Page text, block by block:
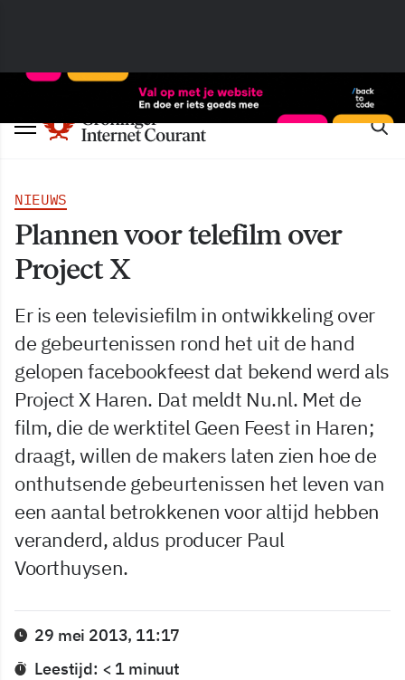
NIEUWS
Plannen voor telefilm over
Project X
Er is een televisiefilm in ontwikkeling over
de gebeurtenissen rond het uit de hand
gelopen facebookfeest dat bekend werd als
Project X Haren. Dat meldt Nu.nl. Met de
film, die de werktitel Geen Feest in Haren;
draagt, willen de makers laten zien hoe de
onthutsende gebeurtenissen het leven van
een aantal betrokkenen voor altijd hebben
veranderd, aldus producer Paul
Voorthuysen.
29 mei 2013, 11:17
Leestijd: < 1 minuut